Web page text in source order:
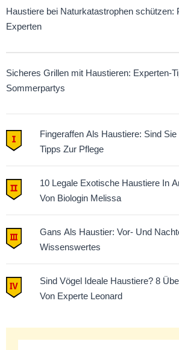
Haustiere bei Naturkatastrophen schützen:
Experten
Sicheres Grillen mit Haustieren: Experten-
Sommerpartys
Fingeraffen Als Haustiere: Sind
Tipps Zur Pflege
10 Legale Exotische Haustiere In
Von Biologin Melissa
Gans Als Haustier: Vor- Und
Wissenswertes
Sind Vögel Ideale Haustiere? 8
Von Experte Leonard